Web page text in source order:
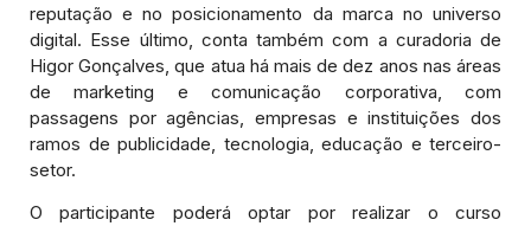
reputação e no posicionamento da marca no universo
digital. Esse último, conta também com a curadoria de
Higor Gonçalves, que atua há mais de dez anos nas áreas
de marketing e comunicação corporativa, com
passagens por agências, empresas e instituições dos
ramos de publicidade, tecnologia, educação e terceiro-
setor.
O participante poderá optar por realizar o curso